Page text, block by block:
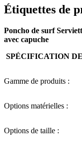
Étiquettes de
Poncho de surf
avec capuche
SPÉCIFICATION
Gamme de produits :
Options matérielles :
Options de taille :